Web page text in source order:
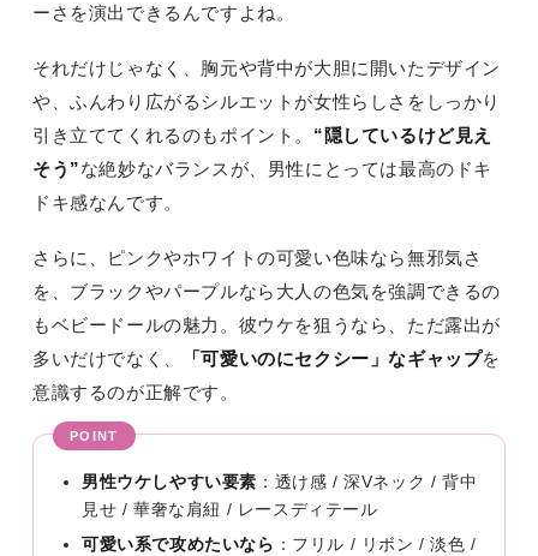
ーさを演出できるんですよね。
それだけじゃなく、胸元や背中が大胆に開いたデザイン
や、ふんわり広がるシルエットが女性らしさをしっかり
引き立ててくれるのもポイント。 “隠しているけど見え
そう”な絶妙なバランスが、男性にとっては最高のドキ
ドキ感なんです。
さらに、ピンクやホワイトの可愛い色味なら無邪気さ
を、ブラックやパープルなら大人の色気を強調できるの
もベビードールの魅力。彼ウケを狙うなら、ただ露出が
多いだけでなく、
「可愛いのにセクシー」なギャップを
意識するのが正解です。
男性ウケしやすい要素 ：透け感 / 深Vネック / 背中
見せ / 華奢な肩紐 / レースディテール
可愛い系で攻めたいなら ：フリル / リボン / 淡色 /